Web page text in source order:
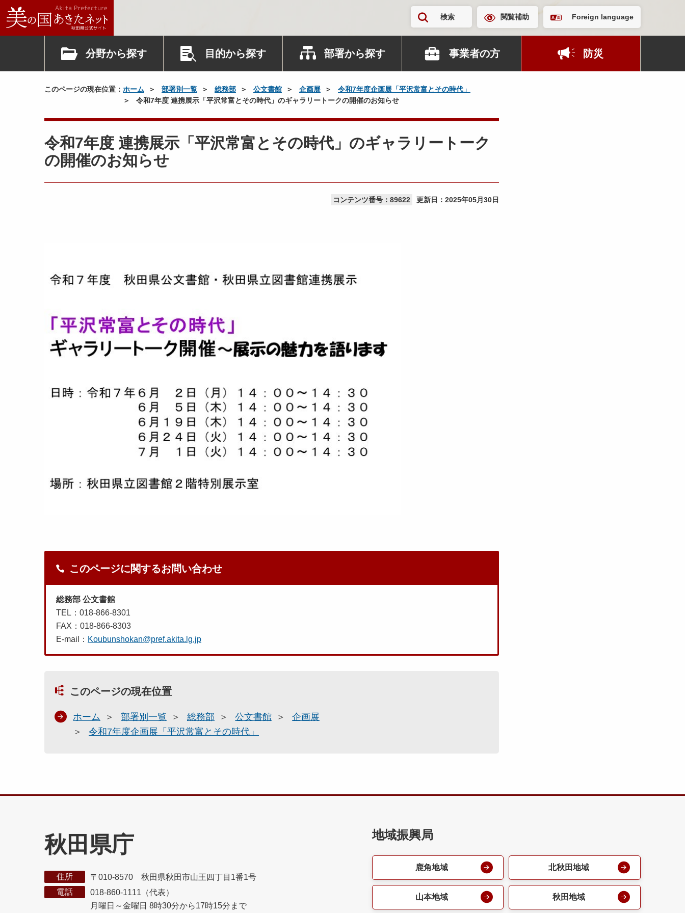
検索 閲覧補助 Foreign language
分野から探す 目的から探す 部署から探す 事業者の方 防災
このページの現在位置： ホーム 部署別一覧 総務部 公文書館 企画展
令和7年度企画展「平沢常富とその時代」
令和7年度 連携展示「平沢常富とその時代」のギャラリートークの開催のお知らせ
令和7年度 連携展示「平沢常富とその時代」のギャラリートーク
の開催のお知らせ
コンテンツ番号：89622 更新日： 2025年05月30日
このページに関するお問い合わせ
総務部 公文書館
TEL：018-866-8301
FAX：018-866-8303
E-mail： Koubunshokan@pref.akita.lg.jp
このページの現在位置
ホーム 部署別一覧 総務部 公文書館
企画展
令和7年度企画展「平沢常富とその時代」
秋田県庁
住所
〒010-8570 秋田県秋田市山王四丁目1番1号
電話
018-860-1111（代表）
月曜日～金曜日 8時30分から17時15分まで
地域振興局
鹿角地域 北秋田地域
山本地域 秋田地域